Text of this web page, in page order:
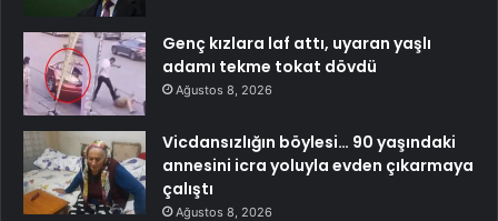
Genç kızlara laf attı, uyaran yaşlı
adamı tekme tokat dövdü
Ağustos 8, 2026
Vicdansızlığın böylesi… 90 yaşındaki
annesini icra yoluyla evden çıkarmaya
çalıştı
Ağustos 8, 2026